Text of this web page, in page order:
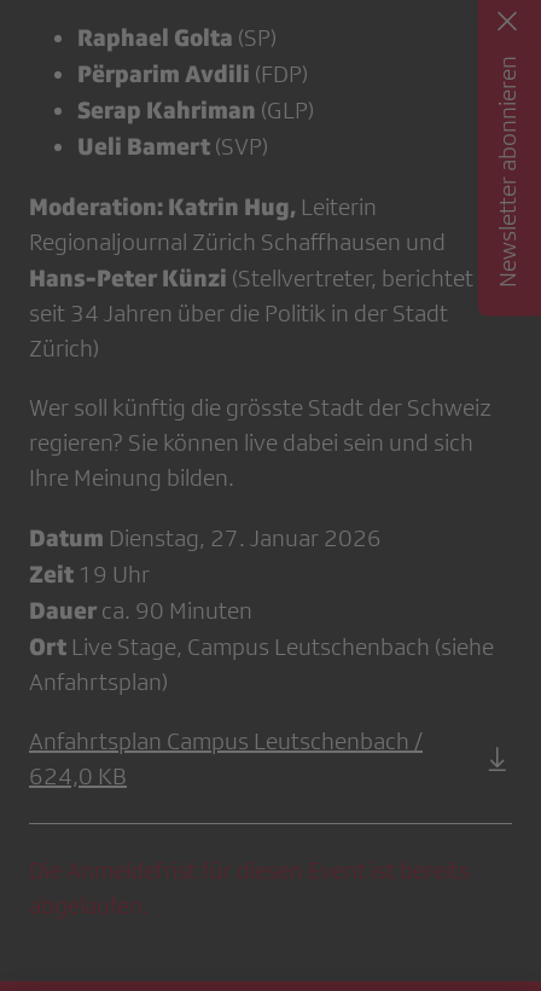
Raphael Golta (SP)
Përparim Avdili (FDP)
Serap Kahriman (GLP)
Ueli Bamert (SVP)
Moderation: Katrin Hug, Leiterin
Regionaljournal Zürich Schaffhausen und
Hans-Peter Künzi (Stellvertreter, berichtet
seit 34 Jahren über die Politik in der Stadt
Zürich)
Wer soll künftig die grösste Stadt der Schweiz
regieren? Sie können live dabei sein und sich
Ihre Meinung bilden.
Datum Dienstag, 27. Januar 2026
Zeit 19 Uhr
Dauer ca. 90 Minuten
Ort Live Stage, Campus Leutschenbach (siehe
Anfahrtsplan)
Anfahrtsplan Campus Leutschenbach /
624,0 KB
Die Anmeldefrist für diesen Event ist bereits
abgelaufen.
Newsletter abonnieren